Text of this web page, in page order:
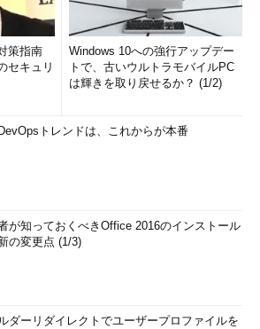
策指南
セキュリ
Windows 10への強行アップデー
トで、古いウルトラモバイルPC
は輝きを取り戻せるか？ (1/2)
トレンドは、これからが本番
が知っておくべきOffice 2016のインストール
の変更点 (1/3)
ダーリダイレクトでユーザープロファイルを